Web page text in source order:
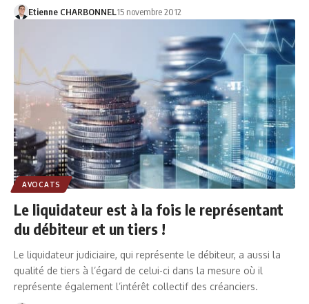
Etienne CHARBONNEL15 novembre 2012
AVOCATS
Le liquidateur est à la fois le représentant
du débiteur et un tiers !
Le liquidateur judiciaire, qui représente le débiteur, a aussi la
qualité de tiers à l’égard de celui-ci dans la mesure où il
représente également l’intérêt collectif des créanciers.